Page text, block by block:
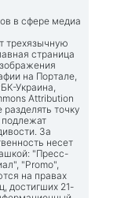
в сфере медиа
трехязычную
страница
на Портале,
Украина,
Attribution
точку
За
несет
"Пресс-
"Promo",
на правах
достигших 21-